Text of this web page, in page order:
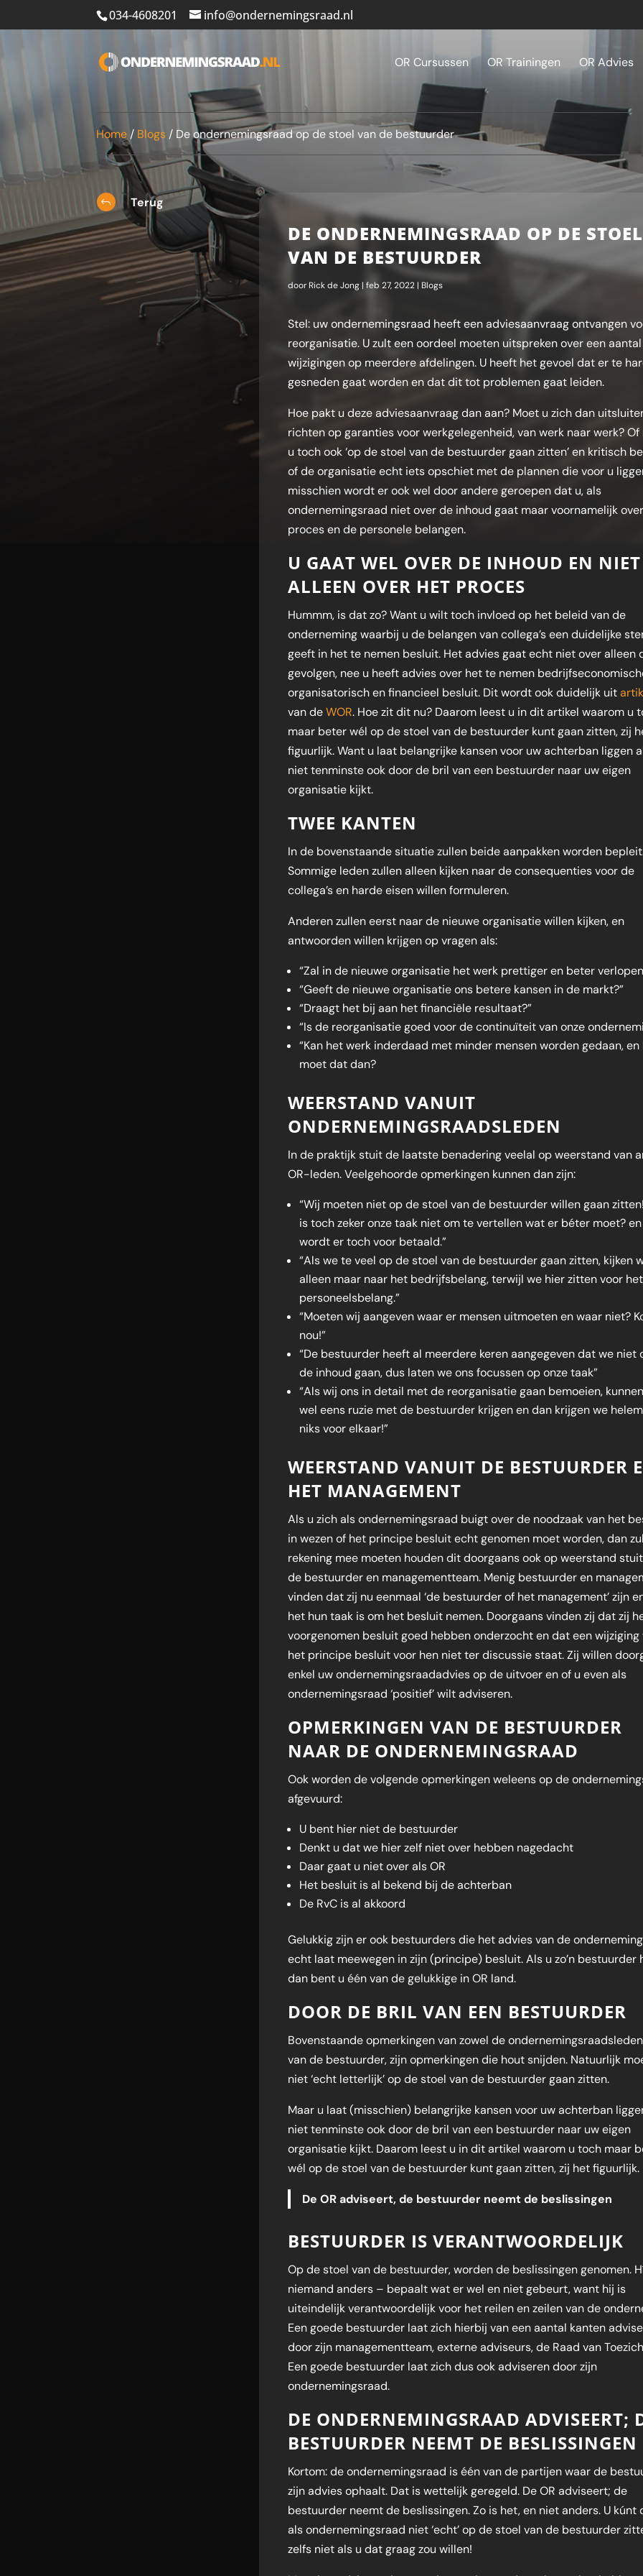
034-4608201 info@ondernemingsraad.nl
OR Cursussen OR Trainingen OR Advies
Home / Blogs / De ondernemingsraad op de stoel van de bestuurder
J Terug
DE ONDERNEMINGSRAAD OP DE STOEL
VAN DE BESTUURDER
doorRick de Jong|feb 27, 2022 | Blogs
Stel: uw ondernemingsraad heeft een adviesaanvraag ontvangen
reorganisatie. U zult een oordeel moeten uitspreken over een aantal
wijzigingen op meerdere afdelingen. U heeft het gevoel dat er te
gesneden gaat worden en dat dit tot problemen gaat leiden.
Hoe pakt u deze adviesaanvraag dan aan? Moet u zich dan
richten op garanties voor werkgelegenheid, van werk naar werk?
u toch ook ‘op de stoel van de bestuurder gaan zitten’ en kritisch
of de organisatie echt iets opschiet met de plannen die voor u
misschien wordt er ook wel door andere geroepen dat u, als
ondernemingsraad niet over de inhoud gaat maar voornamelijk
proces en de personele belangen.
U GAAT WEL OVER DE INHOUD EN NIET
ALLEEN OVER HET PROCES
Hummm, is dat zo? Want u wilt toch invloed op het beleid van de
onderneming waarbij u de belangen van collega’s een duidelijke
geeft in het te nemen besluit. Het advies gaat echt niet over alleen
gevolgen, nee u heeft advies over het te nemen
organisatorisch en financieel besluit. Dit wordt ook duidelijk uit
van deWOR. Hoe zit dit nu? Daarom leest u in dit artikel waarom u
maar beter wél op de stoel van de bestuurder kunt gaan zitten, zij
figuurlijk. Want u laat belangrijke kansen voor uw achterban liggen
niet tenminste ook door de bril van een bestuurder naar uw eigen
organisatie kijkt.
TWEE KANTEN
In de bovenstaande situatie zullen beide aanpakken worden
Sommige leden zullen alleen kijken naar de consequenties voor de
collega’s en harde eisen willen formuleren.
Anderen zullen eerst naar de nieuwe organisatie willen kijken, en
antwoorden willen krijgen op vragen als:
“Zal in de nieuwe organisatie het werk prettiger en beter
“Geeft de nieuwe organisatie ons betere kansen in de markt?”
“Draagt het bij aan het financiële resultaat?”
“Is de reorganisatie goed voor de continuïteit van onze
“Kan het werk inderdaad met minder mensen worden gedaan, en
moet dat dan?
WEERSTAND VANUIT
ONDERNEMINGSRAADSLEDEN
In de praktijk stuit de laatste benadering veelal op weerstand van
OR-leden. Veelgehoorde opmerkingen kunnen dan zijn:
“Wij moeten niet op de stoel van de bestuurder willen gaan
is toch zeker onze taak niet om te vertellen wat er béter moet?
wordt er toch voor betaald.”
“Als we te veel op de stoel van de bestuurder gaan zitten, kijken
alleen maar naar het bedrijfsbelang, terwijl we hier zitten voor het
personeelsbelang.”
“Moeten wij aangeven waar er mensen uitmoeten en waar niet?
nou!”
“De bestuurder heeft al meerdere keren aangegeven dat we niet
de inhoud gaan, dus laten we ons focussen op onze taak”
“Als wij ons in detail met de reorganisatie gaan bemoeien,
wel eens ruzie met de bestuurder krijgen en dan krijgen we
niks voor elkaar!”
WEERSTAND VANUIT DE BESTUURDER
HET MANAGEMENT
Als u zich als ondernemingsraad buigt over de noodzaak van het
in wezen of het principe besluit echt genomen moet worden, dan
rekening mee moeten houden dit doorgaans ook op weerstand
de bestuurder en managementteam. Menig bestuurder en
vinden dat zij nu eenmaal ‘de bestuurder of het management’ zijn
het hun taak is om het besluit nemen. Doorgaans vinden zij dat zij
voorgenomen besluit goed hebben onderzocht en dat een wijziging
het principe besluit voor hen niet ter discussie staat. Zij willen
enkel uw ondernemingsraadadvies op de uitvoer en of u even als
ondernemingsraad ‘positief’ wilt adviseren.
OPMERKINGEN VAN DE BESTUURDER
NAAR DE ONDERNEMINGSRAAD
Ook worden de volgende opmerkingen weleens op de
afgevuurd:
U bent hier niet de bestuurder
Denkt u dat we hier zelf niet over hebben nagedacht
Daar gaat u niet over als OR
Het besluit is al bekend bij de achterban
De RvC is al akkoord
Gelukkig zijn er ook bestuurders die het advies van de
echt laat meewegen in zijn (principe) besluit. Als u zo’n bestuurder
dan bent u één van de gelukkige in OR land.
DOOR DE BRIL VAN EEN BESTUURDER
Bovenstaande opmerkingen van zowel de
van de bestuurder, zijn opmerkingen die hout snijden. Natuurlijk
niet ‘echt letterlijk’ op de stoel van de bestuurder gaan zitten.
Maar u laat (misschien) belangrijke kansen voor uw achterban
niet tenminste ook door de bril van een bestuurder naar uw eigen
organisatie kijkt. Daarom leest u in dit artikel waarom u toch maar
wél op de stoel van de bestuurder kunt gaan zitten, zij het figuurlijk.
De OR adviseert, de bestuurder neemt de beslissingen
BESTUURDER IS VERANTWOORDELIJK
Op de stoel van de bestuurder, worden de beslissingen genomen.
niemand anders – bepaalt wat er wel en niet gebeurt, want hij is
uiteindelijk verantwoordelijk voor het reilen en zeilen van de
Een goede bestuurder laat zich hierbij van een aantal kanten
door zijn managementteam, externe adviseurs, de Raad van
Een goede bestuurder laat zich dus ook adviseren door zijn
ondernemingsraad.
DE ONDERNEMINGSRAAD ADVISEERT;
BESTUURDER NEEMT DE BESLISSINGEN
Kortom: de ondernemingsraad is één van de partijen waar de
zijn advies ophaalt. Dat is wettelijk geregeld. De OR adviseert; de
bestuurder neemt de beslissingen. Zo is het, en niet anders. U kúnt
als ondernemingsraad niet ‘echt’ op de stoel van de bestuurder
zelfs niet als u dat graag zou willen!